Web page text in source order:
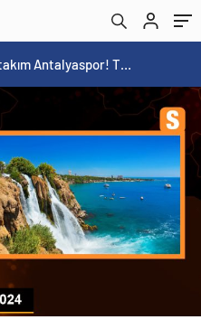
En fazla kızaran takım Antalyaspor! Tam 5 futbolcu….